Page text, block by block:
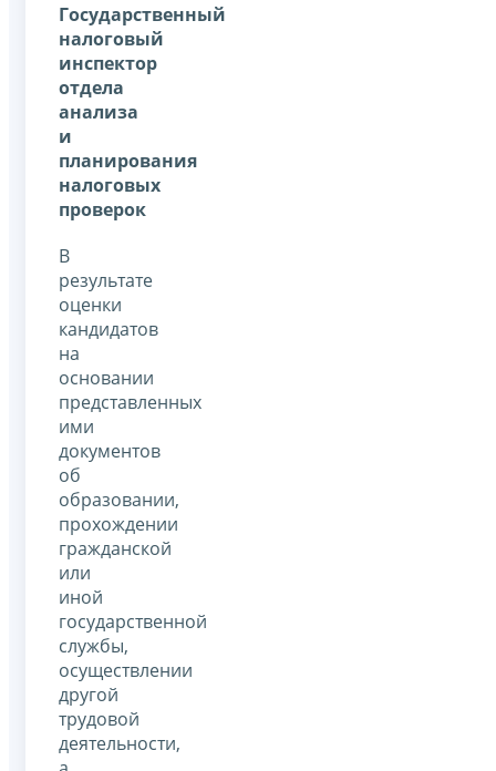
Государственный
налоговый
инспектор
отдела
анализа
и
планирования
налоговых
проверок
В
результате
оценки
кандидатов
на
основании
представленных
ими
документов
об
образовании,
прохождении
гражданской
или
иной
государственной
службы,
осуществлении
другой
трудовой
деятельности,